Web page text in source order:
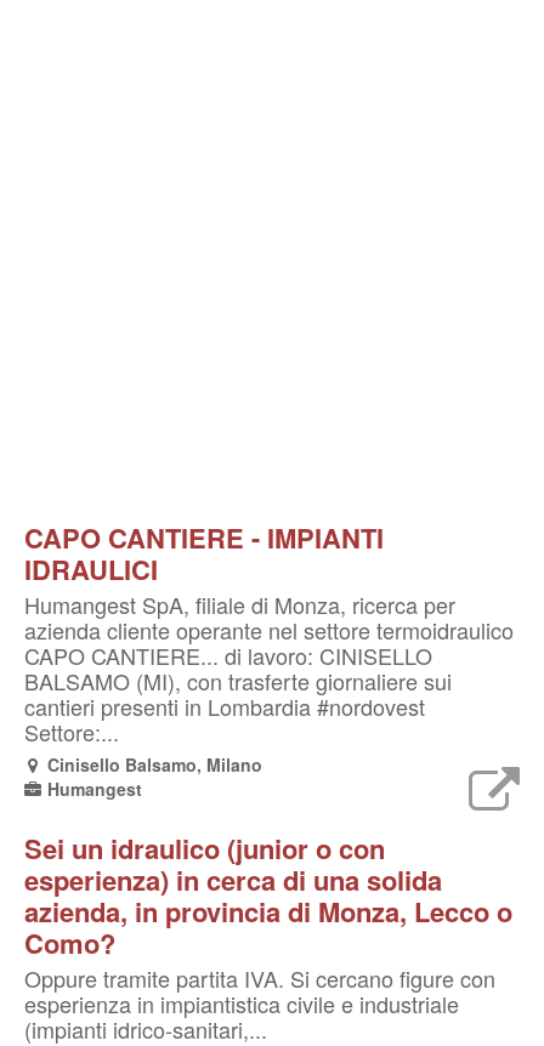
CAPO CANTIERE - IMPIANTI
IDRAULICI
Humangest SpA, filiale di Monza, ricerca per
azienda cliente operante nel settore termoidraulico
CAPO CANTIERE... di lavoro: CINISELLO
BALSAMO (MI), con trasferte giornaliere sui
cantieri presenti in Lombardia #nordovest
Settore:...
Cinisello Balsamo, Milano
Humangest
Sei un idraulico (junior o con
esperienza) in cerca di una solida
azienda, in provincia di Monza, Lecco o
Como?
Oppure tramite partita IVA. Si cercano figure con
esperienza in impiantistica civile e industriale
(impianti idrico-sanitari,...